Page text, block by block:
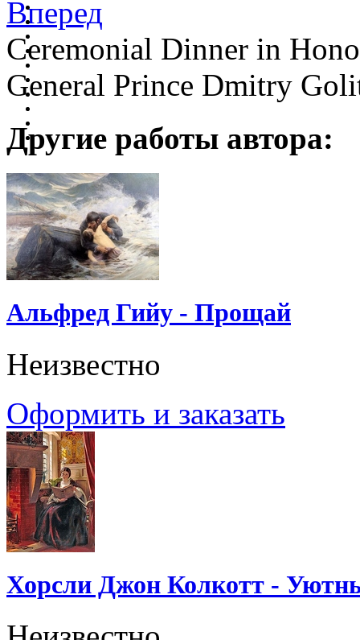
Вперед
Ceremonial Dinner in
General Prince Dmitry
Другие работы автора:
Альфред Гийу - Прощай
Неизвестно
Оформить и заказать
Хорсли Джон Колкотт -